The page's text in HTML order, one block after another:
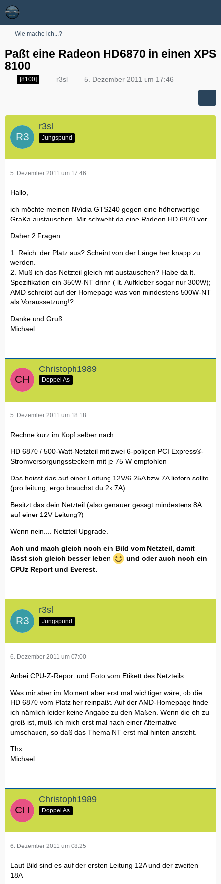
Wie mache ich...?
Paßt eine Radeon HD6870 in einen XPS
8100
[8100] r3sl 5. Dezember 2011 um 17:46
r3sl
Jungspund
5. Dezember 2011 um 17:46
Hallo,
ich möchte meinen NVidia GTS240 gegen eine höherwertige
GraKa austauschen. Mir schwebt da eine Radeon HD 6870 vor.
Daher 2 Fragen:
1. Reicht der Platz aus? Scheint von der Länge her knapp zu
werden.
2. Muß ich das Netzteil gleich mit austauschen? Habe da lt.
Spezifikation ein 350W-NT drinn ( lt. Aufkleber sogar nur 300W);
AMD schreibt auf der Homepage was von mindestens 500W-NT
als Voraussetzung!?
Danke und Gruß
Michael
Christoph1989
Doppel As
5. Dezember 2011 um 18:18
Rechne kurz im Kopf selber nach...
HD 6870 / 500-Watt-Netzteil mit zwei 6-poligen PCI Express®-
Stromversorgungssteckern mit je 75 W empfohlen
Das heisst das auf einer Leitung 12V/6.25A bzw 7A liefern sollte
(pro leitung, ergo brauchst du 2x 7A)
Besitzt das dein Netzteil (also genauer gesagt mindestens 8A
auf einer 12V Leitung?)
Wenn nein.... Netzteil Upgrade.
Ach und mach gleich noch ein Bild vom Netzteil, damit
lässt sich gleich besser leben
und oder auch noch ein
CPUz Report und Everest.
r3sl
Jungspund
6. Dezember 2011 um 07:00
Anbei CPU-Z-Report und Foto vom Etikett des Netzteils.
Was mir aber im Moment aber erst mal wichtiger wäre, ob die
HD 6870 vom Platz her reinpaßt. Auf der AMD-Homepage finde
ich nämlich leider keine Angabe zu den Maßen. Wenn die eh zu
groß ist, muß ich mich erst mal nach einer Alternative
umschauen, so daß das Thema NT erst mal hinten ansteht.
Thx
Michael
Christoph1989
Doppel As
6. Dezember 2011 um 08:25
Laut Bild sind es auf der ersten Leitung 12A und der zweiten
18A